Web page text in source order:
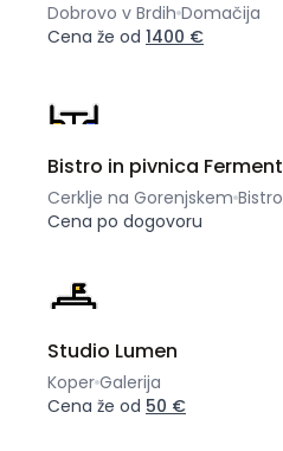
Dobrovo v Brdih Domačija
Cena že od 1400 €
Bistro in pivnica Ferment
Cerklje na Gorenjskem Bistro
Cena po dogovoru
Studio Lumen
Koper Galerija
Cena že od 50 €